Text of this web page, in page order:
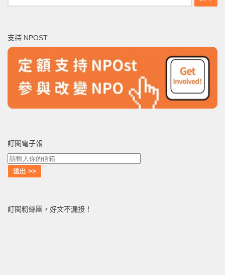
尋
字:
支持 NPOST
訂閱電子報
訂閱粉絲團，好文不漏接！